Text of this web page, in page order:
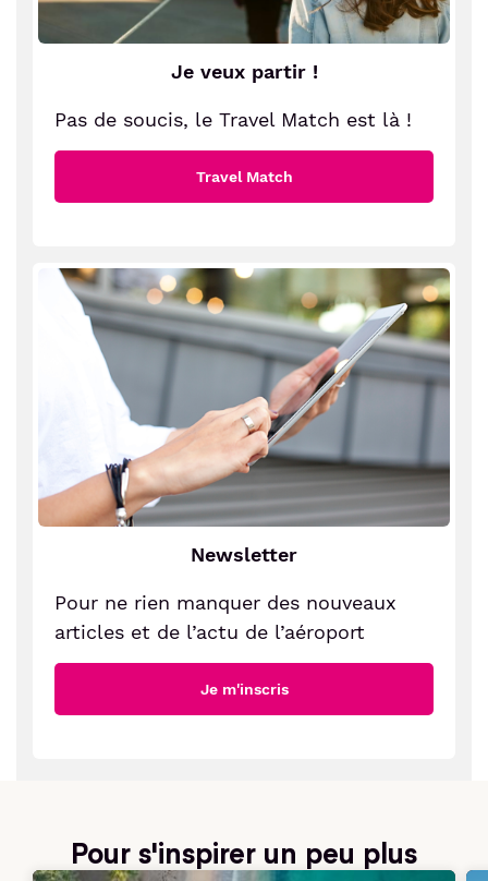
Je veux partir !
Pas de soucis, le Travel Match est là !
Travel Match
Newsletter
Pour ne rien manquer des nouveaux
articles et de l’actu de l’aéroport
Je m'inscris
Pour s'inspirer un peu plus